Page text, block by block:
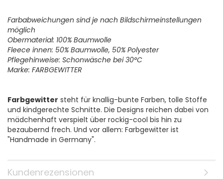
Farbabweichungen sind je nach Bildschirmeinstellungen
möglich
Obermaterial: 100% Baumwolle
Fleece innen: 50% Baumwolle, 50% Polyester
Pflegehinweise: Schonwäsche bei 30°C
Marke: FARBGEWITTER
Farbgewitter steht für knallig-bunte Farben, tolle Stoffe
und kindgerechte Schnitte. Die Designs reichen dabei von
mädchenhaft verspielt über rockig-cool bis hin zu
bezaubernd frech. Und vor allem: Farbgewitter ist
"Handmade in Germany".
Kundenrezensionen